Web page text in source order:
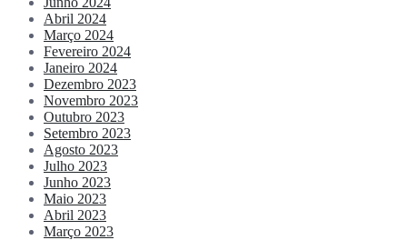
Abril 2024
Março 2024
Fevereiro 2024
Janeiro 2024
Dezembro 2023
Novembro 2023
Outubro 2023
Setembro 2023
Agosto 2023
Julho 2023
Junho 2023
Maio 2023
Abril 2023
Março 2023